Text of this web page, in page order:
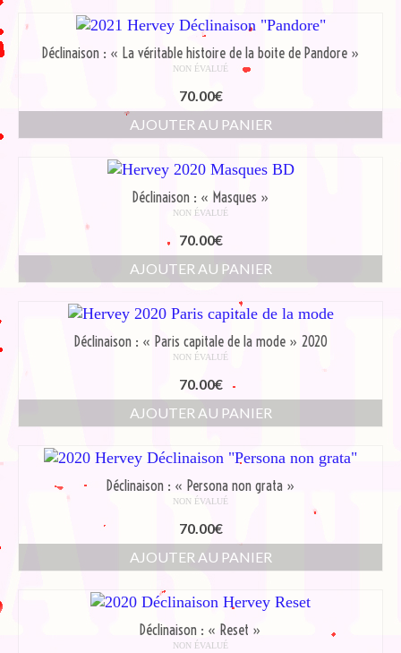
Déclinaison : « La véritable histoire de la boite de Pandore »
NON ÉVALUÉ
70.00€
AJOUTER AU PANIER
Déclinaison : « Masques »
NON ÉVALUÉ
70.00€
AJOUTER AU PANIER
Déclinaison : « Paris capitale de la mode » 2020
NON ÉVALUÉ
70.00€
AJOUTER AU PANIER
Déclinaison : « Persona non grata »
NON ÉVALUÉ
70.00€
AJOUTER AU PANIER
Déclinaison : « Reset »
NON ÉVALUÉ